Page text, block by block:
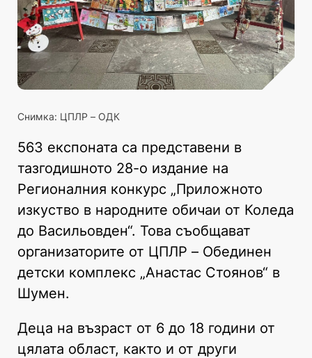
Снимка: ЦПЛР – ОДК
563 експоната са представени в
тазгодишното 28-о издание на
Регионалния конкурс „Приложното
изкуство в народните обичаи от Коледа
до Васильовден“. Това съобщават
организаторите от ЦПЛР – Обединен
детски комплекс „Анастас Стоянов“ в
Шумен.
Деца на възраст от 6 до 18 години от
цялата област, както и от други